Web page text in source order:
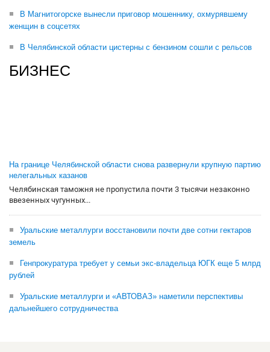
В Магнитогорске вынесли приговор мошеннику, охмурявшему
женщин в соцсетях
В Челябинской области цистерны с бензином сошли с рельсов
БИЗНЕС
На границе Челябинской области снова развернули крупную партию
нелегальных казанов
Челябинская таможня не пропустила почти 3 тысячи незаконно
ввезенных чугунных...
Уральские металлурги восстановили почти две сотни гектаров
земель
Генпрокуратура требует у семьи экс-владельца ЮГК еще 5 млрд
рублей
Уральские металлурги и «АВТОВАЗ» наметили перспективы
дальнейшего сотрудничества